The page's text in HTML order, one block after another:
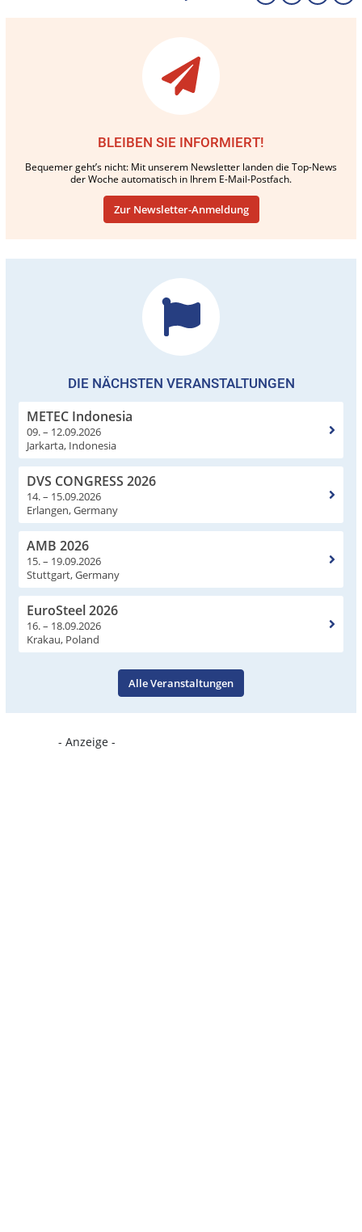
BLEIBEN SIE INFORMIERT!
Bequemer geht’s nicht: Mit unserem Newsletter landen die Top-News
der Woche automatisch in Ihrem E-Mail-Postfach.
Zur Newsletter-Anmeldung
DIE NÄCHSTEN VERANSTALTUNGEN
METEC Indonesia
09. – 12.09.2026
Jarkarta, Indonesia
DVS CONGRESS 2026
14. – 15.09.2026
Erlangen, Germany
AMB 2026
15. – 19.09.2026
Stuttgart, Germany
EuroSteel 2026
16. – 18.09.2026
Krakau, Poland
Alle Veranstaltungen
- Anzeige -